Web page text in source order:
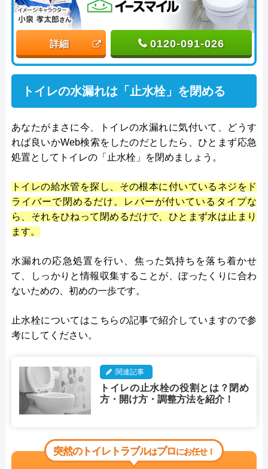
詳細 0120-091-026
トイレの水漏れは「止水栓」を閉める
あなたがまさに今、トイレの水漏れに気付いて、どうす
れば良いかWeb検索をしたのだとしたら、ひとまず応急
処置としてトイレの「止水栓」を閉めましょう。
トイレの給水管を探し、その根本に付いているネジをド
ライバーで閉めるだけ。レバーが付いているタイプな
ら、それをひねって閉めるだけで、ひとまず水は止まり
ます。
水漏れの応急処置を行い、焦った気持ちを落ち着かせ
て、しっかりと情報収集することが、ぼったくりに合わ
ないための、初めの一歩です。
止水栓についてはこちらの記事で紹介していますので参
考にしてください。
関連記事
トイレの止水栓の役割とは？閉め
方・開け方・調整方法を紹介！
突然のトイレトラブルはプロにお任せ！